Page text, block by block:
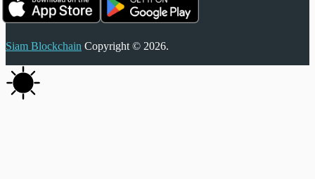
Siam Blockchain Copyright © 2026.